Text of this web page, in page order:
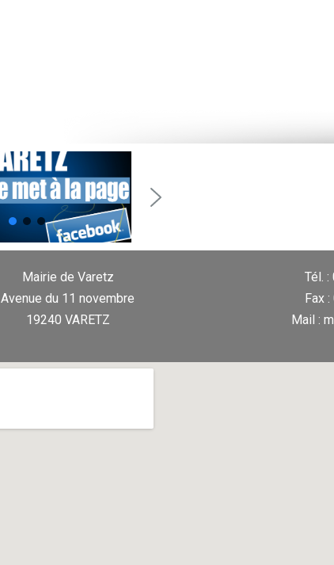
Mairie de Varetz
Avenue du 11 novembre
19240 VARETZ
Tél.
Fax
Mail :